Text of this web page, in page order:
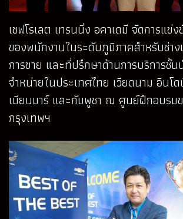
เชฟโรเลต เทรนนิ่ง อคาเดมี จัดการแข่
ของพนักงานในระดับภูมิภาคสำหรับช่า
การขาย และที่ปรึกษาด้านการบริการชั้น
จำหน่ายในประเทศไทย เวียดนาม อิน
เมียนมาร์ และกัมพูชา ณ ศูนย์ฝึกอบรมข
กรุงเทพฯ